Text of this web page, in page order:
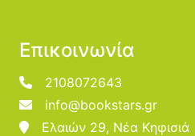
Επικοινωνία
2108072643
info@bookstars.gr
Ελαιών 29, Νέα Κηφισιά